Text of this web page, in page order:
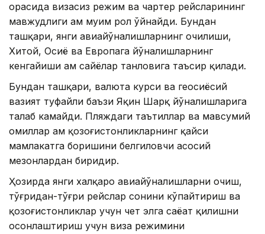
орасида визасиз режим ва чартер рейсларининг
мавжудлиги ҳам муҳим рол ўйнайди. Бундан
ташқари, янги авиайўналишларнинг очилиши,
Хитой, Осиё ва Европага йўналишларнинг
кенгайиши ҳам сайёҳлар танловига таъсир қилади.
Бундан ташқари, валюта курси ва геосиёсий
вазият туфайли баъзи Яқин Шарқ йўналишларига
талаб камайди. Пляждаги таътиллар ва мавсумий
омиллар ҳам қозоғистонликларнинг қайси
мамлакатга боришини белгиловчи асосий
мезонлардан биридир.
Ҳозирда янги халқаро авиайўналишларни очиш,
тўғридан-тўғри рейслар сонини кўпайтириш ва
қозоғистонликлар учун чет элга саёҳат қилишни
осонлаштириш учун виза режимини